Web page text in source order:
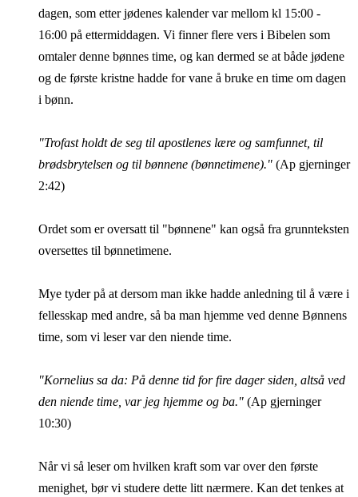
dagen, som etter jødenes kalender var mellom kl 15:00 -
16:00 på ettermiddagen. Vi finner flere vers i Bibelen som
omtaler denne bønnes time, og kan dermed se at både jødene
og de første kristne hadde for vane å bruke en time om dagen
i bønn.
"Trofast holdt de seg til apostlenes lære og samfunnet, til
brødsbrytelsen og til bønnene (bønnetimene)." (Ap gjerninger
2:42)
Ordet som er oversatt til "bønnene" kan også fra grunnteksten
oversettes til bønnetimene.
Mye tyder på at dersom man ikke hadde anledning til å være i
fellesskap med andre, så ba man hjemme ved denne Bønnens
time, som vi leser var den niende time.
"Kornelius sa da: På denne tid for fire dager siden, altså ved
den niende time, var jeg hjemme og ba." (Ap gjerninger
10:30)
Når vi så leser om hvilken kraft som var over den første
menighet, bør vi studere dette litt nærmere. Kan det tenkes at